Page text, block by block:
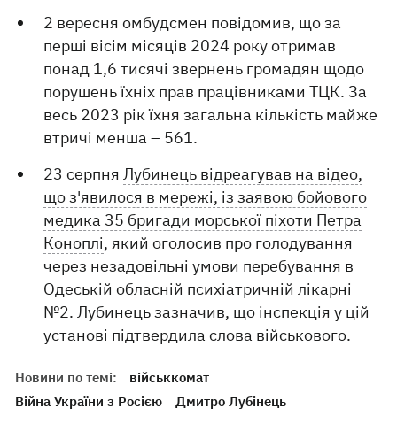
2 вересня омбудсмен повідомив, що за
перші вісім місяців 2024 року отримав
понад 1,6 тисячі звернень громадян щодо
порушень їхніх прав працівниками ТЦК. За
весь 2023 рік їхня загальна кількість майже
втричі менша – 561.
23 серпняЛубинець відреагував на відео,
що з'явилося в мережі, із заявою бойового
медика 35 бригади морської піхоти Петра
Коноплі, який оголосив про голодування
через незадовільні умови перебування в
Одеській обласній психіатричній лікарні
№2. Лубинець зазначив, що інспекція у цій
установі підтвердила слова військового.
Новини по темі:
військкомат
Війна України з Росією
Дмитро Лубінець